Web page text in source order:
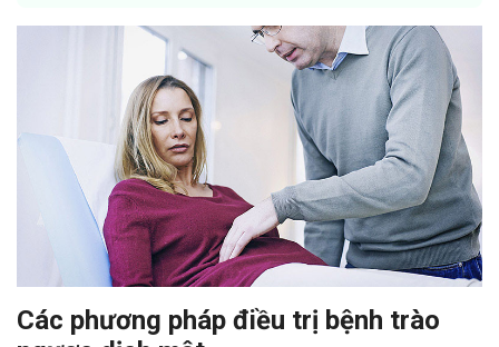
Các phương pháp điều trị bệnh trào